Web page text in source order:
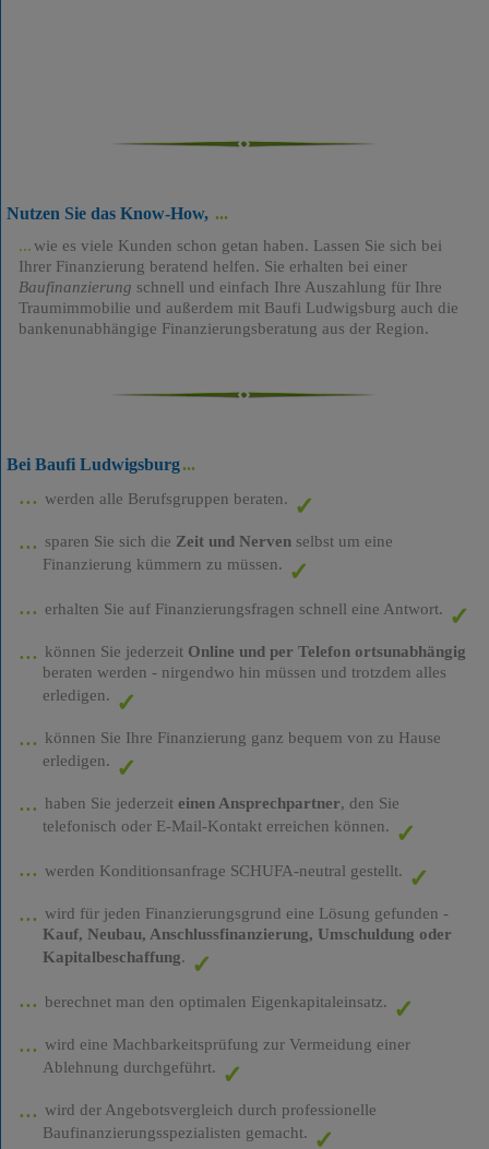
Nutzen Sie das Know-How,
wie es viele Kunden schon getan haben. Lassen Sie sich bei
Ihrer Finanzierung beratend helfen. Sie erhalten bei einer
Baufinanzierung schnell und einfach Ihre Auszahlung für Ihre
Traumimmobilie und außerdem mit Baufi Ludwigsburg auch die
bankenunabhängige Finanzierungsberatung aus der Region.
Bei Baufi Ludwigsburg
werden alle Berufsgruppen beraten.
sparen Sie sich die Zeit und Nervenselbst um eine
Finanzierung kümmern zu müssen.
erhalten Sie auf Finanzierungsfragen schnell eine Antwort.
können Sie jederzeit Online und per Telefon ortsunabhängig
beraten werden - nirgendwo hin müssen und trotzdem alles
erledigen.
können Sie Ihre Finanzierung ganz bequem von zu Hause
erledigen.
haben Sie jederzeit einen Ansprechpartner, den Sie
telefonisch oder E-Mail-Kontakt erreichen können.
werden Konditionsanfrage SCHUFA-neutral gestellt.
wird für jeden Finanzierungsgrund eine Lösung gefunden -
Kauf, Neubau, Anschlussfinanzierung, Umschuldung oder
Kapitalbeschaffung.
berechnet man den optimalen Eigenkapitaleinsatz.
wird eine Machbarkeitsprüfung zur Vermeidung einer
Ablehnung durchgeführt.
wird der Angebotsvergleich durch professionelle
Baufinanzierungsspezialisten gemacht.